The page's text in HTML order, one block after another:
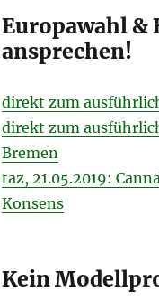
Europawahl &
ansprechen!
direkt zum
direkt zum
Bremen
taz, 21.05.2019:
Konsens
Kein